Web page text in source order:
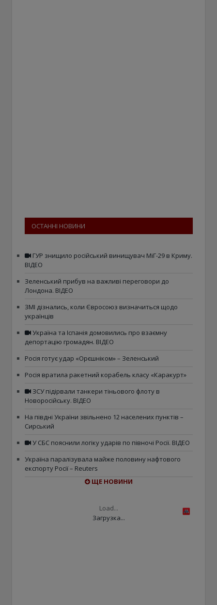
ОСТАННІ НОВИНИ
ГУР знищило російський винищувач МіГ-29 в Криму.
ВІДЕО
Зеленський прибув на важливі переговори до
Лондона. ВІДЕО
ЗМІ дізнались, коли Євросоюз визначиться щодо
українців
Україна та Іспанія домовились про взаємну
депортацію громадян. ВІДЕО
Росія готує удар «Орєшніком» – Зеленський
Росія вратила ракетний корабель класу «Каракурт»
ЗСУ підірвали танкери тіньового флоту в
Новоросійську. ВІДЕО
На півдні України звільнено 12 населених пунктів –
Сирський
У СБС пояснили логіку ударів по півночі Росії. ВІДЕО
Україна паралізувала майже половину нафтового
експорту Росії – Reuters
ЩЕ НОВИНИ
Load...
Загрузка...